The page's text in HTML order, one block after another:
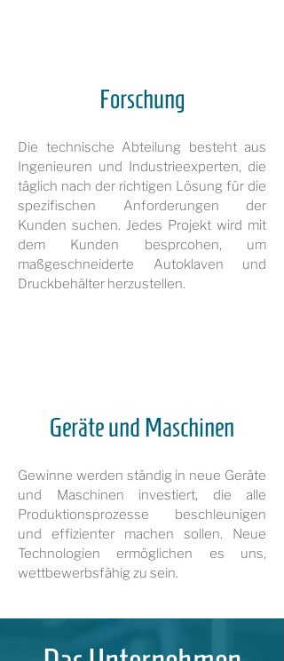
Forschung
Die technische Abteilung besteht aus
Ingenieuren und Industrieexperten, die
täglich nach der richtigen Lösung für die
spezifischen Anforderungen der
Kunden suchen. Jedes Projekt wird mit
dem Kunden besprcohen, um
maßgeschneiderte Autoklaven und
Druckbehälter herzustellen.
Geräte und Maschinen
Gewinne werden ständig in neue Geräte
und Maschinen investiert, die alle
Produktionsprozesse beschleunigen
und effizienter machen sollen. Neue
Technologien ermöglichen es uns,
wettbewerbsfähig zu sein.